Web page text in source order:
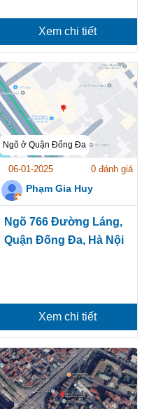
Xem chi tiết
Ngõ ở Quận Đống Đa
06-01-2025 0 đánh giá
Phạm Gia Huy
Ngõ 766 Đường Láng,
Quận Đống Đa, Hà Nội
Xem chi tiết